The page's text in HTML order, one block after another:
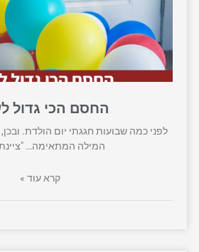
החסם הכי גדול
לפני כמה שבועות חגגתי יום הולדת.
המילה המתאימה…
קרא עוד »